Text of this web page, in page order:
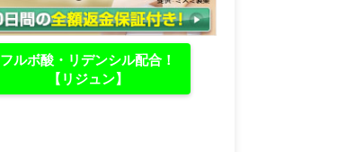
フルボ酸・リデンシル配合！
【リジュン】